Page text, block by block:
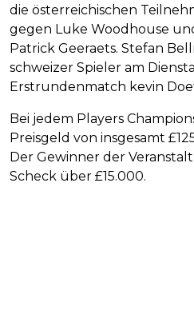
die österreichischen
gegen Luke Woodhouse
Patrick Geeraets. Stefan
schweizer Spieler am
Erstrundenmatch kevin
Bei jedem Players
Preisgeld von insgesamt
Der Gewinner der
Scheck über £15.000.